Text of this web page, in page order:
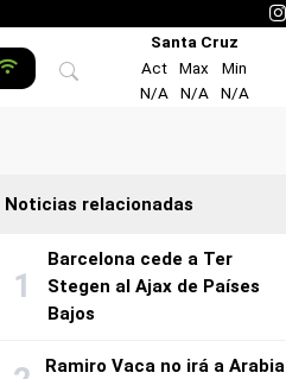
Santa Cruz
Act
Max
Min
N/A
N/A N/A
Noticias relacionadas
Barcelona cede a Ter
Stegen al Ajax de Países
Bajos
Ramiro Vaca no irá a Arabia